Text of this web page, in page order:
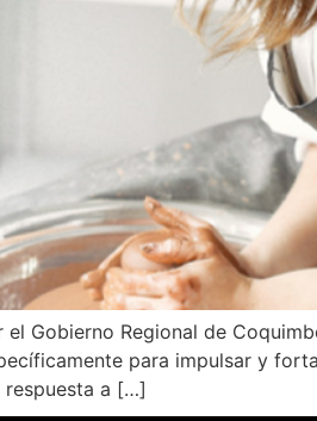
Gobierno Regional de
para impulsar y
respuesta a […]